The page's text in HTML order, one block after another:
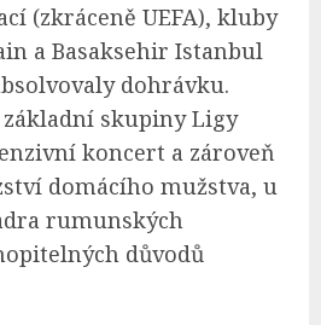
(zkráceně UEFA), kluby
a Basaksehir Istanbul
dohrávku.
skupiny Ligy
koncert a zároveň
domácího mužstva, u
rumunských
důvodů